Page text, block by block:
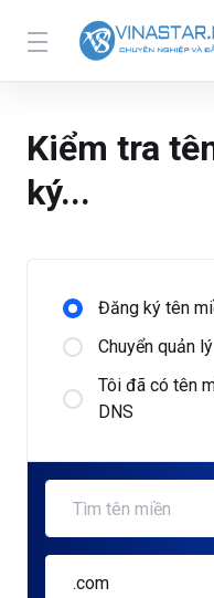
Kiểm tra
ký...
Đăng ký tên
Chuyển quản
Tôi đã có tên
DNS
.com